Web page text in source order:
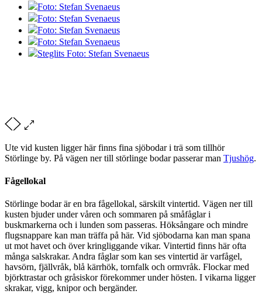
Foto: Stefan Svenaeus
Foto: Stefan Svenaeus
Foto: Stefan Svenaeus
Foto: Stefan Svenaeus
Steglits Foto: Stefan Svenaeus
Ute vid kusten ligger här finns fina sjöbodar i trä som tillhör
Störlinge by. På vägen ner till störlinge bodar passerar man Tjushög.
Fågellokal
Störlinge bodar är en bra fågellokal, särskilt vintertid. Vägen ner till
kusten bjuder under våren och sommaren på småfåglar i
buskmarkerna och i lunden som passeras. Höksångare och mindre
flugsnappare kan man träffa på här. Vid sjöbodarna kan man spana
ut mot havet och över kringliggande vikar. Vintertid finns här ofta
många salskrakar. Andra fåglar som kan ses vintertid är varfågel,
havsörn, fjällvråk, blå kärrhök, tornfalk och ormvråk. Flockar med
björktrastar och gråsiskor förekommer under hösten. I vikarna ligger
skrakar, vigg, knipor och bergänder.